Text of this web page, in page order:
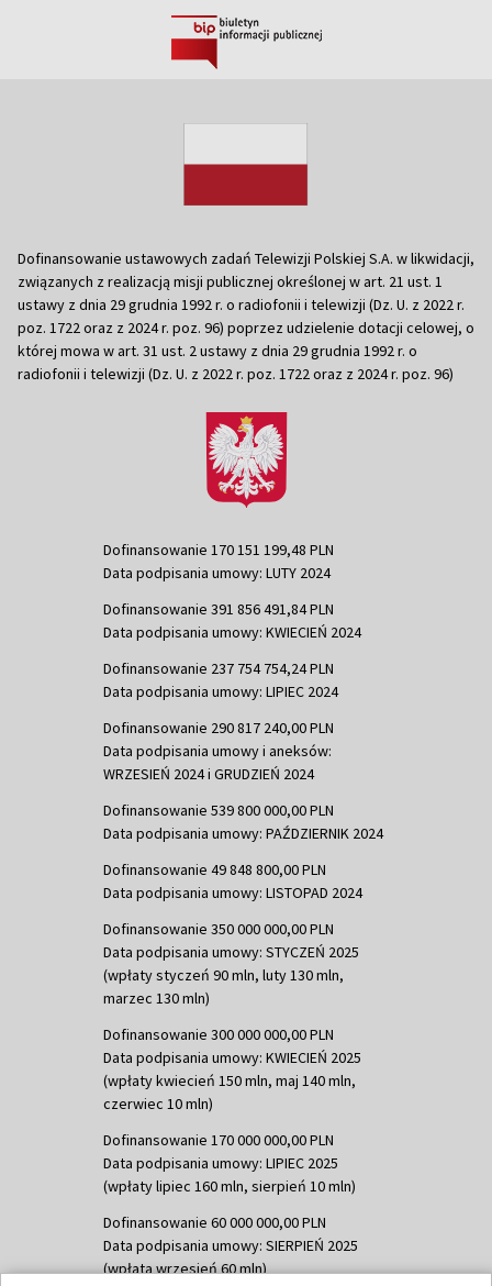
Dofinansowanie ustawowych zadań Telewizji Polskiej S.A. w likwidacji,
związanych z realizacją misji publicznej określonej w art. 21 ust. 1
ustawy z dnia 29 grudnia 1992 r. o radiofonii i telewizji (Dz. U. z 2022 r.
poz. 1722 oraz z 2024 r. poz. 96) poprzez udzielenie dotacji celowej, o
której mowa w art. 31 ust. 2 ustawy z dnia 29 grudnia 1992 r. o
radiofonii i telewizji (Dz. U. z 2022 r. poz. 1722 oraz z 2024 r. poz. 96)
Dofinansowanie 170 151 199,48 PLN
Data podpisania umowy: LUTY 2024
Dofinansowanie 391 856 491,84 PLN
Data podpisania umowy: KWIECIEŃ 2024
Dofinansowanie 237 754 754,24 PLN
Data podpisania umowy: LIPIEC 2024
Dofinansowanie 290 817 240,00 PLN
Data podpisania umowy i aneksów:
WRZESIEŃ 2024 i GRUDZIEŃ 2024
Dofinansowanie 539 800 000,00 PLN
Data podpisania umowy: PAŹDZIERNIK 2024
Dofinansowanie 49 848 800,00 PLN
Data podpisania umowy: LISTOPAD 2024
Dofinansowanie 350 000 000,00 PLN
Data podpisania umowy: STYCZEŃ 2025
(wpłaty styczeń 90 mln, luty 130 mln,
marzec 130 mln)
Dofinansowanie 300 000 000,00 PLN
Data podpisania umowy: KWIECIEŃ 2025
(wpłaty kwiecień 150 mln, maj 140 mln,
czerwiec 10 mln)
Dofinansowanie 170 000 000,00 PLN
Data podpisania umowy: LIPIEC 2025
(wpłaty lipiec 160 mln, sierpień 10 mln)
Dofinansowanie 60 000 000,00 PLN
Data podpisania umowy: SIERPIEŃ 2025
(wpłata wrzesień 60 mln)